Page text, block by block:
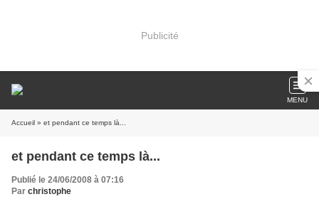
Publicité
MENU
Accueil » et pendant ce temps là...
et pendant ce temps là...
Publié le 24/06/2008 à 07:16
Par christophe